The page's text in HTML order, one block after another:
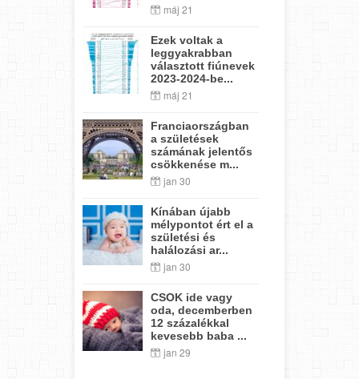
máj 21
Ezek voltak a
leggyakrabban
választott fiúnevek
2023-2024-be...
máj 21
Franciaországban
a születések
számának jelentős
csökkenése m...
jan 30
Kínában újabb
mélypontot ért el a
születési és
halálozási ar...
jan 30
CSOK ide vagy
oda, decemberben
12 százalékkal
kevesebb baba ...
jan 29